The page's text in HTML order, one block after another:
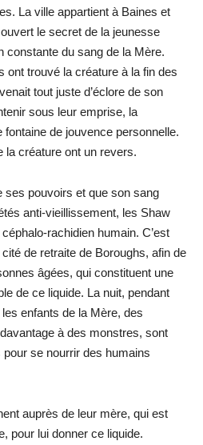
La ville appartient à Baines et
le secret de la jeunesse
constante du sang de la Mère.
ont trouvé la créature à la fin des
tout juste d’éclore de son
sous leur emprise, la
de jouvence personnelle.
la créature ont un revers.
ses pouvoirs et que son sang
anti-vieillissement, les Shaw
rachidien humain. C’est
de retraite de Boroughs, afin de
âgées, qui constituent une
de ce liquide. La nuit, pendant
enfants de la Mère, des
à des monstres, sont
se nourrir des humains
auprès de leur mère, qui est
pour lui donner ce liquide.